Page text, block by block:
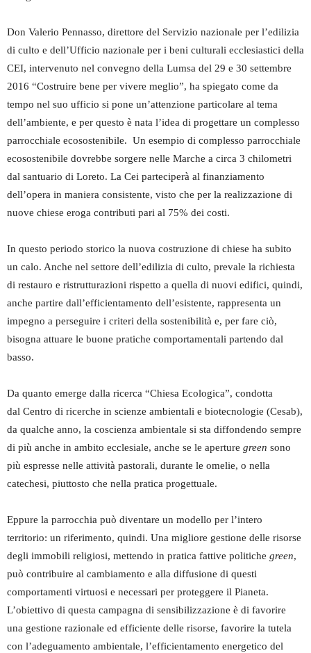
Don Valerio Pennasso, direttore del Servizio nazionale per l’edilizia
di culto e dell’Ufficio nazionale per i beni culturali ecclesiastici della
CEI, intervenuto nel convegno della Lumsa del 29 e 30 settembre
2016 “Costruire bene per vivere meglio”, ha spiegato come da
tempo nel suo ufficio si pone un’attenzione particolare al tema
dell’ambiente, e per questo è nata l’idea di progettare un complesso
parrocchiale ecosostenibile. Un esempio di complesso parrocchiale
ecosostenibile dovrebbe sorgere nelle Marche a circa 3 chilometri
dal santuario di Loreto. La Cei parteciperà al finanziamento
dell’opera in maniera consistente, visto che per la realizzazione di
nuove chiese eroga contributi pari al 75% dei costi.
In questo periodo storico la nuova costruzione di chiese ha subito
un calo. Anche nel settore dell’edilizia di culto, prevale la richiesta
di restauro e ristrutturazioni rispetto a quella di nuovi edifici, quindi,
anche partire dall’efficientamento dell’esistente, rappresenta un
impegno a perseguire i criteri della sostenibilità e, per fare ciò,
bisogna attuare le buone pratiche comportamentali partendo dal
basso.
Da quanto emerge dalla ricerca “Chiesa Ecologica”, condotta
dal Centro di ricerche in scienze ambientali e biotecnologie (Cesab),
da qualche anno, la coscienza ambientale si sta diffondendo sempre
di più anche in ambito ecclesiale, anche se le aperture green sono
più espresse nelle attività pastorali, durante le omelie, o nella
catechesi, piuttosto che nella pratica progettuale.
Eppure la parrocchia può diventare un modello per l’intero
territorio: un riferimento, quindi. Una migliore gestione delle risorse
degli immobili religiosi, mettendo in pratica fattive politiche green,
può contribuire al cambiamento e alla diffusione di questi
comportamenti virtuosi e necessari per proteggere il Pianeta.
L’obiettivo di questa campagna di sensibilizzazione è di favorire
una gestione razionale ed efficiente delle risorse, favorire la tutela
con l’adeguamento ambientale, l’efficientamento energetico del